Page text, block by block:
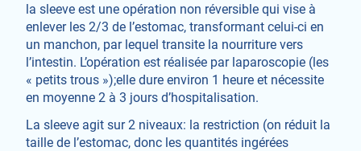
la sleeve est une opération non réversible qui vise à
enlever les 2/3 de l’estomac, transformant celui-ci en
un manchon, par lequel transite la nourriture vers
l’intestin. L’opération est réalisée par laparoscopie (les
« petits trous »);elle dure environ 1 heure et nécessite
en moyenne 2 à 3 jours d’hospitalisation.
La sleeve agit sur 2 niveaux: la restriction (on réduit la
taille de l’estomac, donc les quantités ingérées